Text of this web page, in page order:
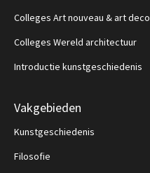
Colleges Art nouveau & art deco
Colleges Wereld architectuur
Introductie kunstgeschiedenis
Vakgebieden
Kunstgeschiedenis
Filosofie